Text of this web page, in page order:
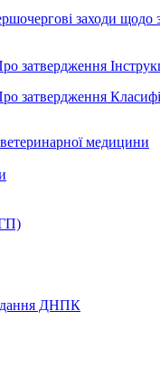
заходи щодо
Інструкції з
медицини
ДНПК